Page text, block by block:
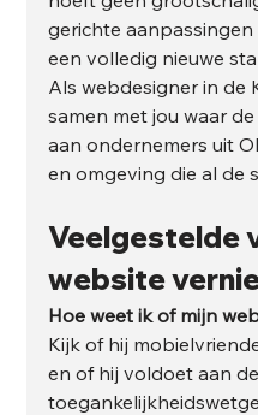
gerichte
een volledig nieuwe
Als webdesigner in de
samen met jou waar
aan ondernemers uit
en omgeving die al de
Veelgestelde
website
Hoe weet ik of mijn
Kijk of hij
en of hij voldoet aan